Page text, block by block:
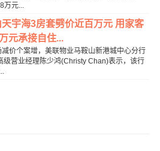
元...
天宇海3房套劈价近百万元 用家客
元承接自住...
减价个案增，美联物业马鞍山新港城中心分行
级营业经理陈少鸿(Christy Chan)表示，该行